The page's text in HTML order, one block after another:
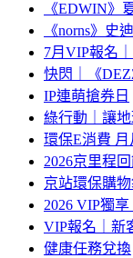
《EDWIN》
《norns》史
7月VIP報名
快閃｜《
IP連萌搶券日
綠行動｜讓
環保E消費
2026京里程
京站環保購
2026 VIP獨
VIP報名｜新
健康任務兌換